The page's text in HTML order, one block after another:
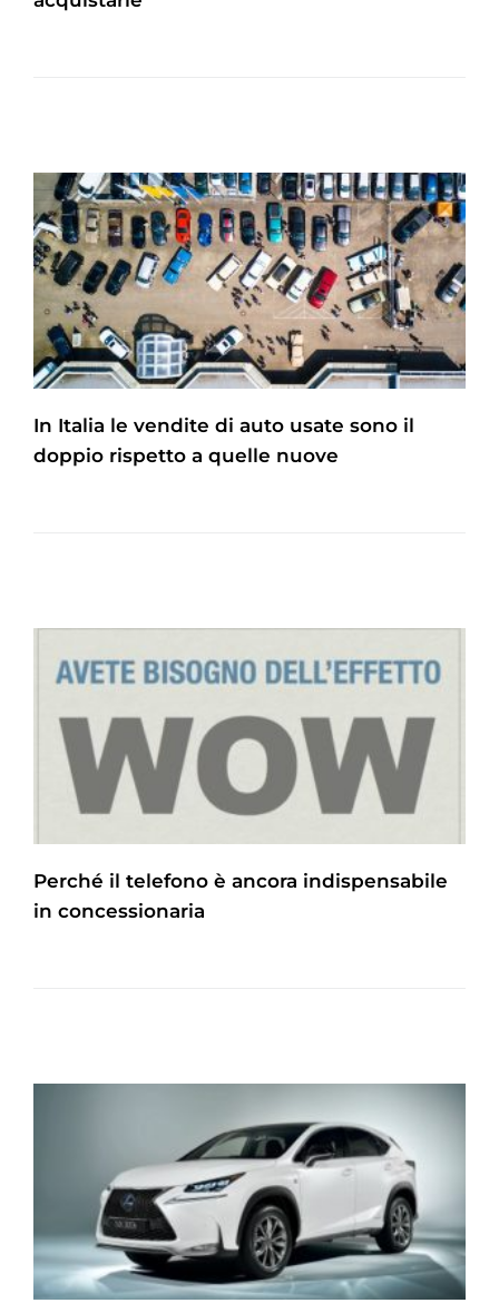
In Italia le vendite di auto usate sono il
doppio rispetto a quelle nuove
Perché il telefono è ancora indispensabile
in concessionaria